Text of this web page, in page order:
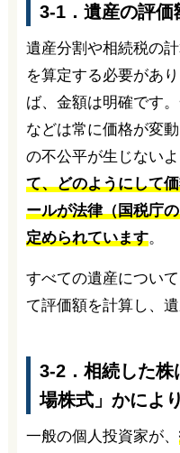
3-1．遺産の評価
遺産分割や相続税の
を算定する必要があ
ば、金額は明確です
などは常に価格が変
の不公平が生じないよ
て、どのようにして
ールが法律（国税庁
定められています。
すべての遺産につい
て評価額を計算し、
3-2．相続した
場株式」かによ
一般の個人投資家が、